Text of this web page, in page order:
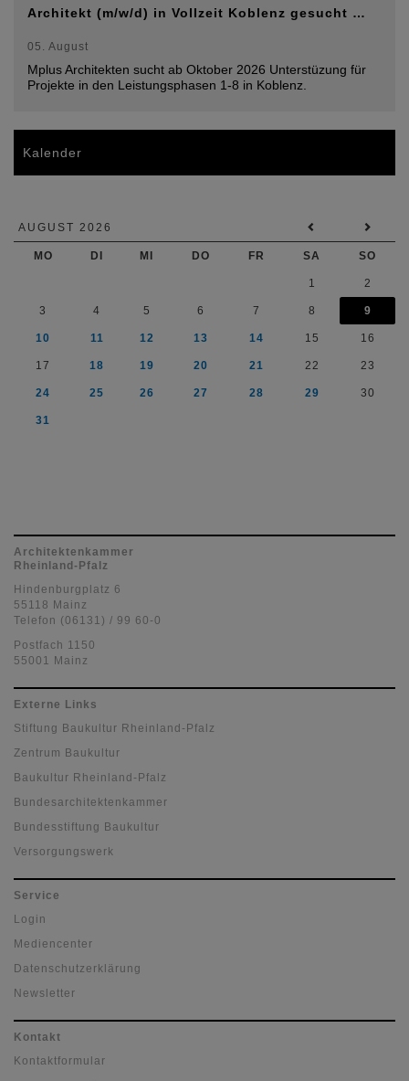
Architekt (m/w/d) in Vollzeit Koblenz gesucht …
05. August
Mplus Architekten sucht ab Oktober 2026 Unterstüzung für
Projekte in den Leistungsphasen 1-8 in Koblenz.
Kalender
AUGUST 2026
MO DI MI DO FR SA SO
1 2
3 4 5 6 7 8 9
10 11 12 13 14 15 16
17 18 19 20 21 22 23
24 25 26 27 28 29 30
31
Architektenkammer
Rheinland-Pfalz
Hindenburgplatz 6
55118 Mainz
Telefon (06131) / 99 60-0
Postfach 1150
55001 Mainz
Externe Links
Stiftung Baukultur Rheinland-Pfalz
Zentrum Baukultur
Baukultur Rheinland-Pfalz
Bundesarchitektenkammer
Bundesstiftung Baukultur
Versorgungswerk
Service
Login
Mediencenter
Datenschutzerklärung
Newsletter
Kontakt
Kontaktformular